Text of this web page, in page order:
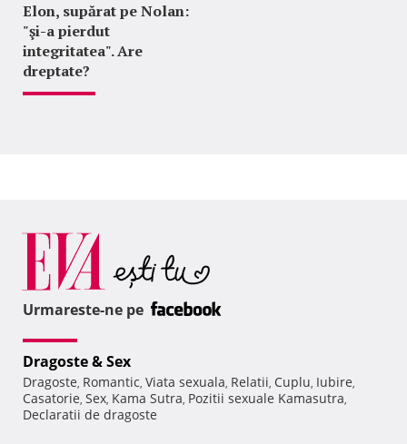
Elon, supărat pe Nolan:
"şi-a pierdut
integritatea". Are
dreptate?
Urmareste-ne pe
Dragoste & Sex
Dragoste, Romantic, Viata sexuala, Relatii, Cuplu, Iubire,
Casatorie, Sex, Kama Sutra, Pozitii sexuale Kamasutra,
Declaratii de dragoste